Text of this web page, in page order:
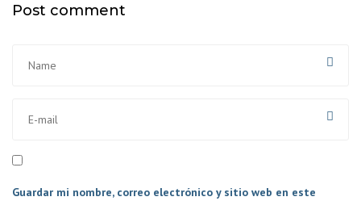
Post comment
Guardar mi nombre, correo electrónico y sitio web en este